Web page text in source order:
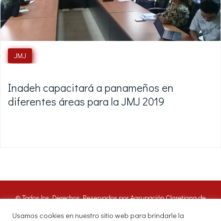
JMJ
Inadeh capacitará a panameños en
diferentes áreas para la JMJ 2019
© Todos los Derechos Reservados por Agrupación Claretiana de
hacer uso de estos archivos citando las fuentes de RADIO CLARET
Usamos cookies en nuestro sitio web para brindarle la